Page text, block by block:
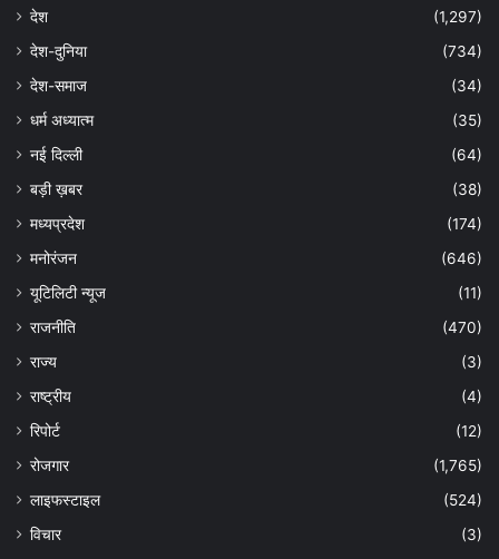
देश
(1,297)
देश-दुनिया
(734)
देश-समाज
(34)
धर्म अध्यात्म
(35)
नई दिल्ली
(64)
बड़ी ख़बर
(38)
मध्यप्रदेश
(174)
मनोरंजन
(646)
यूटिलिटी न्यूज
(11)
राजनीति
(470)
राज्य
(3)
राष्ट्रीय
(4)
रिपोर्ट
(12)
रोजगार
(1,765)
लाइफस्टाइल
(524)
विचार
(3)